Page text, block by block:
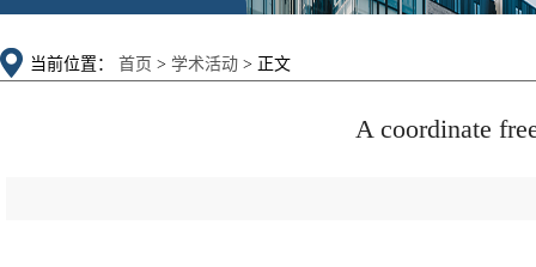
当前位置： 首页 > 学术活动 > 正文
A coordinate